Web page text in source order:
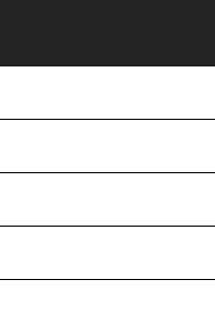
Målillaklubbens
tio in i Dackarnas
och dessförinnan